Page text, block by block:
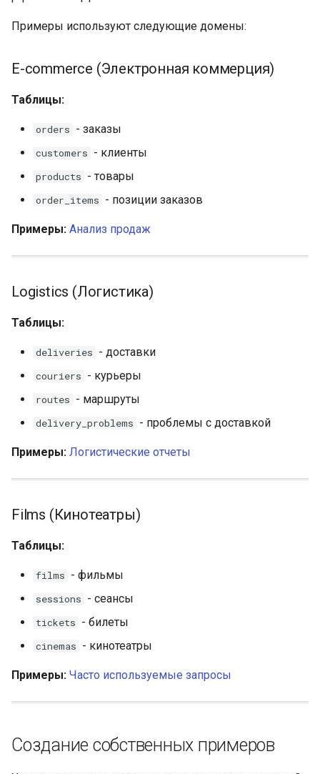
Примеры используют следующие домены:
E-commerce (Электронная коммерция)
Таблицы:
orders - заказы
customers - клиенты
products - товары
order_items - позиции заказов
Примеры: Анализ продаж
Logistics (Логистика)
Таблицы:
deliveries - доставки
couriers - курьеры
routes - маршруты
delivery_problems - проблемы с доставкой
Примеры: Логистические отчеты
Films (Кинотеатры)
Таблицы:
films - фильмы
sessions - сеансы
tickets - билеты
cinemas - кинотеатры
Примеры: Часто используемые запросы
Создание собственных примеров